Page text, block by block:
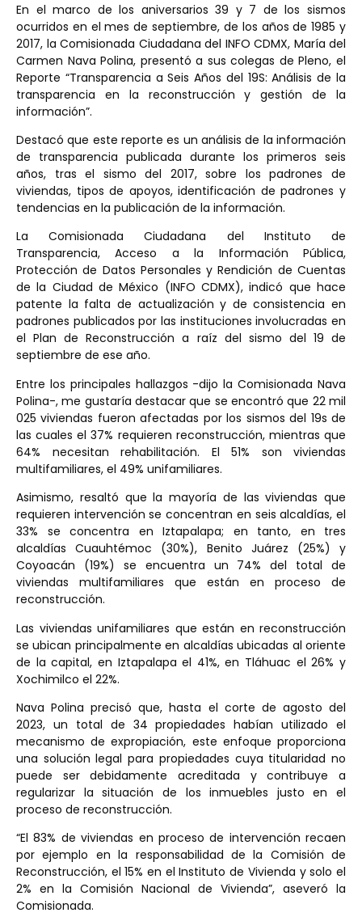
En el marco de los aniversarios 39 y 7 de los sismos
ocurridos en el mes de septiembre, de los años de 1985 y
2017, la Comisionada Ciudadana del INFO CDMX, María del
Carmen Nava Polina, presentó a sus colegas de Pleno, el
Reporte “Transparencia a Seis Años del 19S: Análisis de la
transparencia en la reconstrucción y gestión de la
información”.
Destacó que este reporte es un análisis de la información
de transparencia publicada durante los primeros seis
años, tras el sismo del 2017, sobre los padrones de
viviendas, tipos de apoyos, identificación de padrones y
tendencias en la publicación de la información.
La Comisionada Ciudadana del Instituto de
Transparencia, Acceso a la Información Pública,
Protección de Datos Personales y Rendición de Cuentas
de la Ciudad de México (INFO CDMX), indicó que hace
patente la falta de actualización y de consistencia en
padrones publicados por las instituciones involucradas en
el Plan de Reconstrucción a raíz del sismo del 19 de
septiembre de ese año.
Entre los principales hallazgos -dijo la Comisionada Nava
Polina-, me gustaría destacar que se encontró que 22 mil
025 viviendas fueron afectadas por los sismos del 19s de
las cuales el 37% requieren reconstrucción, mientras que
64% necesitan rehabilitación. El 51% son viviendas
multifamiliares, el 49% unifamiliares.
Asimismo, resaltó que la mayoría de las viviendas que
requieren intervención se concentran en seis alcaldías, el
33% se concentra en Iztapalapa; en tanto, en tres
alcaldías Cuauhtémoc (30%), Benito Juárez (25%) y
Coyoacán (19%) se encuentra un 74% del total de
viviendas multifamiliares que están en proceso de
reconstrucción.
Las viviendas unifamiliares que están en reconstrucción
se ubican principalmente en alcaldías ubicadas al oriente
de la capital, en Iztapalapa el 41%, en Tláhuac el 26% y
Xochimilco el 22%.
Nava Polina precisó que, hasta el corte de agosto del
2023, un total de 34 propiedades habían utilizado el
mecanismo de expropiación, este enfoque proporciona
una solución legal para propiedades cuya titularidad no
puede ser debidamente acreditada y contribuye a
regularizar la situación de los inmuebles justo en el
proceso de reconstrucción.
“El 83% de viviendas en proceso de intervención recaen
por ejemplo en la responsabilidad de la Comisión de
Reconstrucción, el 15% en el Instituto de Vivienda y solo el
2% en la Comisión Nacional de Vivienda”, aseveró la
Comisionada.